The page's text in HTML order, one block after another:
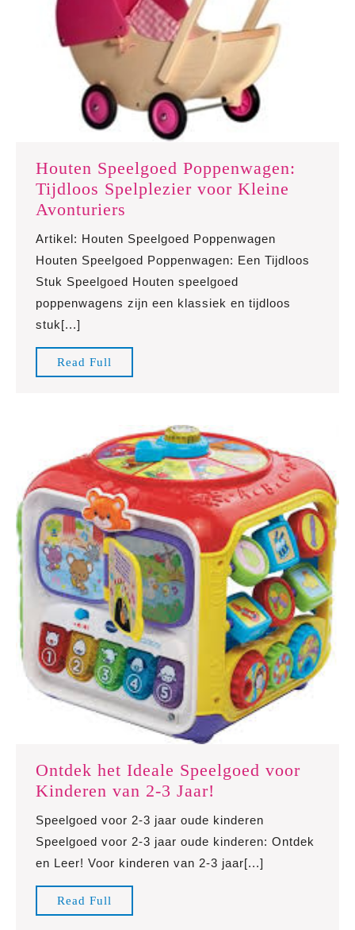
Houten Speelgoed Poppenwagen:
Tijdloos Spelplezier voor Kleine
Avonturiers
Poppenwagen:
Tijdloos
Spelplezier
voor
Avonturiers
Artikel: Houten Speelgoed Poppenwagen
Houten Speelgoed Poppenwagen: Een Tijdloos
Stuk Speelgoed Houten speelgoed
poppenwagens zijn een klassiek en tijdloos
stuk[...]
Read Full
Full
Ontdek het Ideale Speelgoed voor
Kinderen van 2-3 Jaar!
het
Speelgoed
voor
Speelgoed voor 2-3 jaar oude kinderen
Speelgoed voor 2-3 jaar oude kinderen: Ontdek
en Leer! Voor kinderen van 2-3 jaar[...]
Read Full
Full